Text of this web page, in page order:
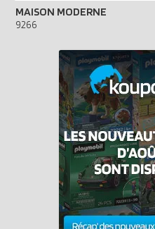
MAISON MODERNE
9266